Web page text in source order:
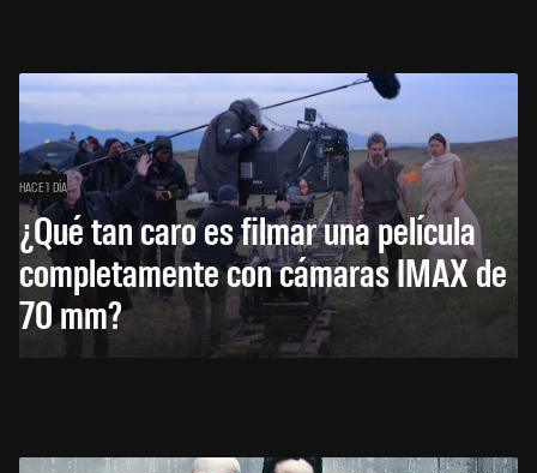
HACE 1 DÍA
¿Qué tan caro es filmar una película
completamente con cámaras IMAX de
70 mm?